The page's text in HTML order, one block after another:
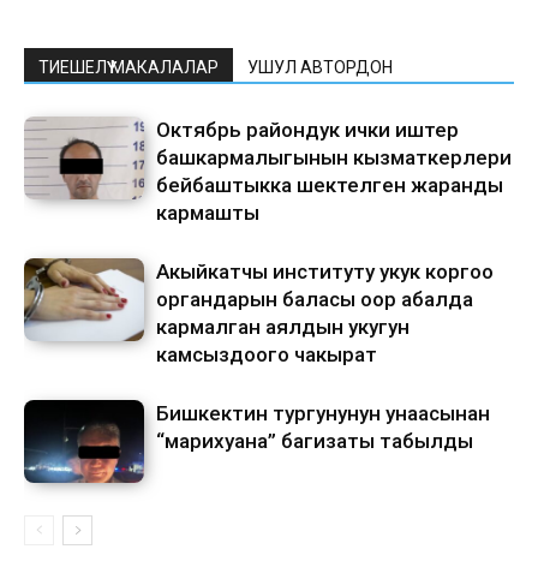
ТИЕШЕЛҮҮ МАКАЛАЛАР УШУЛ АВТОРДОН
Октябрь райондук ички иштер
башкармалыгынын кызматкерлери
бейбаштыкка шектелген жаранды
кармашты
Акыйкатчы институту укук коргоо
органдарын баласы оор абалда
кармалган аялдын укугун
камсыздоого чакырат
Бишкектин тургунунун унаасынан
“марихуана” баңгизаты табылды